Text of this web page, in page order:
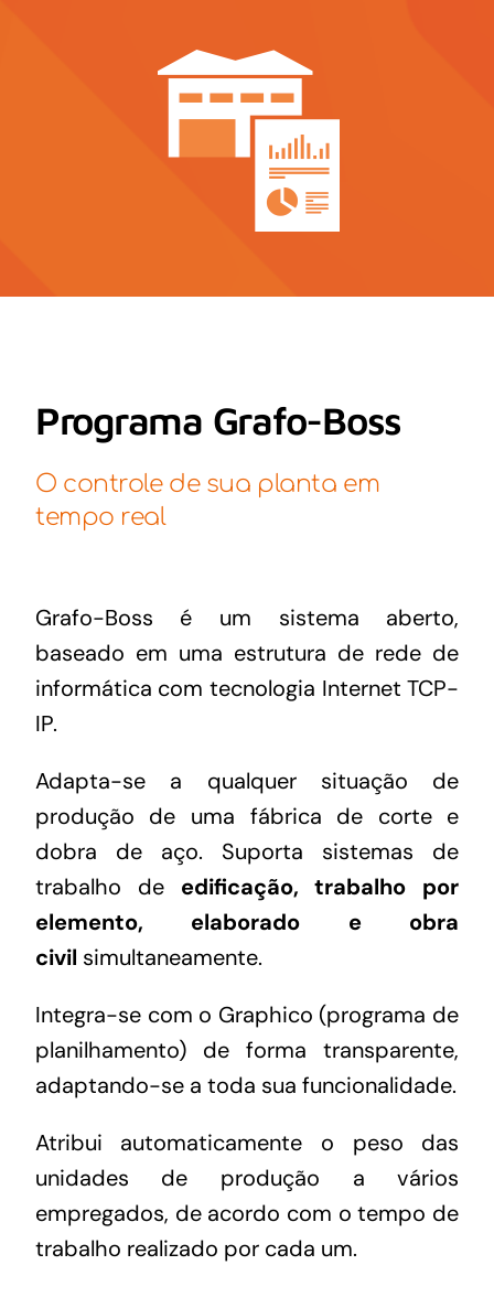
Contato
Notícia
Programa Grafo-Boss
O controle de sua planta em
tempo real
Grafo-Boss é um sistema aberto,
baseado em uma estrutura de rede de
informática com tecnologia Internet TCP-
IP.
Adapta-se a qualquer situação de
produção de uma fábrica de corte e
dobra de aço. Suporta sistemas de
trabalho de edificação, trabalho por
elemento, elaborado e obra
civil simultaneamente.
Integra-se com o Graphico (programa de
planilhamento) de forma transparente,
adaptando-se a toda sua funcionalidade.
Atribui automaticamente o peso das
unidades de produção a vários
empregados, de acordo com o tempo de
trabalho realizado por cada um.